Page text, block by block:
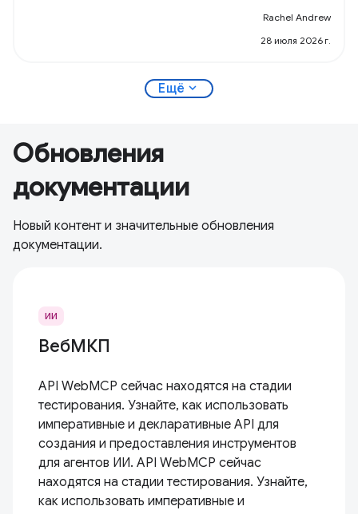
Rachel Andrew
28 июля 2026 г.
Ещё expand_more
Обновления
документации
Новый контент и значительные обновления
документации.
ИИ
ВебМКП
API WebMCP сейчас находятся на стадии
тестирования. Узнайте, как использовать
императивные и декларативные API для
создания и предоставления инструментов
для агентов ИИ. API WebMCP сейчас
находятся на стадии тестирования. Узнайте,
как использовать императивные и